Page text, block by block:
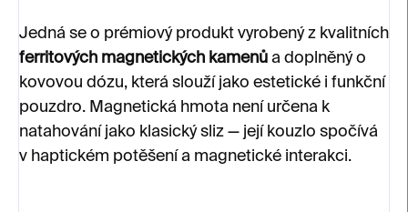
Jedná se o prémiový produkt vyrobený z kvalitních
ferritových magnetických kamenů a doplněný o
kovovou dózu, která slouží jako estetické i funkční
pouzdro. Magnetická hmota není určena k
natahování jako klasický sliz — její kouzlo spočívá
v haptickém potěšení a magnetické interakci.